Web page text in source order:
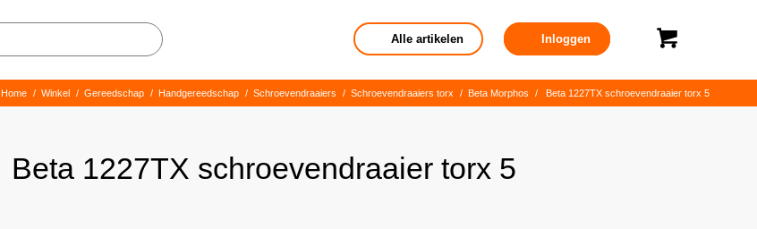
Alle artikelen Inloggen
Home / Winkel / Gereedschap / Handgereedschap / Schroevendraaiers / Schroevendraaiers torx / Beta Morphos / Beta 1227TX schroevendraaier torx 5
Beta 1227TX schroevendraaier torx 5